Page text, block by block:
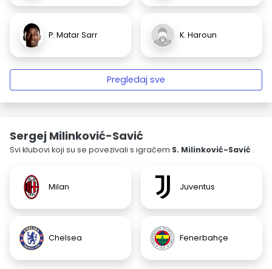
P. Matar Sarr K. Haroun
Pregledaj sve
Sergej Milinković-Savić
Svi klubovi koji su se povezivali s igračem S. Milinković-Savić .
Milan Juventus
Chelsea Fenerbahçe